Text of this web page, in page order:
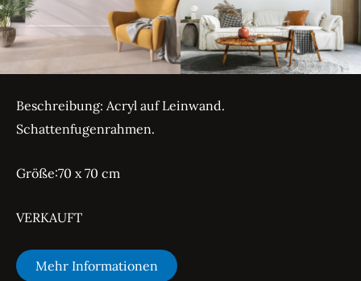
Beschreibung: Acryl auf Leinwand.
Schattenfugenrahmen.
Größe:70 x 70 cm
VERKAUFT
Mehr Informationen